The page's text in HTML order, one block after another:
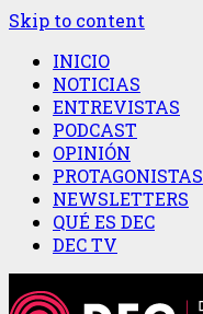
Skip to content
INICIO
NOTICIAS
ENTREVISTAS
PODCAST
OPINIÓN
PROTAGONISTAS
NEWSLETTERS
QUÉ ES DEC
DEC TV